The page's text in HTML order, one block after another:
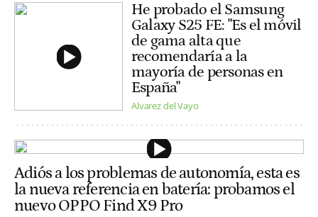
He probado el Samsung
Galaxy S25 FE: "Es el móvil
de gama alta que
recomendaría a la
mayoría de personas en
España"
Alvarez del Vayo
Adiós a los problemas de autonomía, esta es
la nueva referencia en batería: probamos el
nuevo OPPO Find X9 Pro